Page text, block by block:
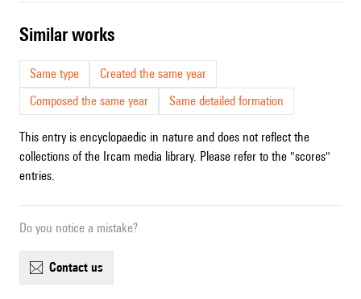
similar works
Same type
Created the same year
Composed the same year
Same detailed formation
This entry is encyclopaedic in nature and does not reflect the
collections of the Ircam media library. Please refer to the "scores"
entries.
Do you notice a mistake?
contact us